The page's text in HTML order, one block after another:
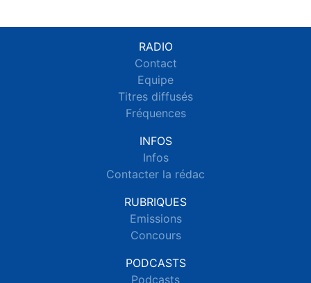
RADIO
Contact
Equipe
Titres diffusés
Fréquences
INFOS
Infos
Contacter la rédac
RUBRIQUES
Emissions
Concours
PODCASTS
Podcasts